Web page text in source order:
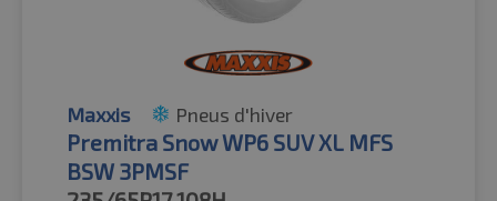
Maxxis Pneus d'hiver
Premitra Snow WP6 SUV XL MFS
BSW 3PMSF